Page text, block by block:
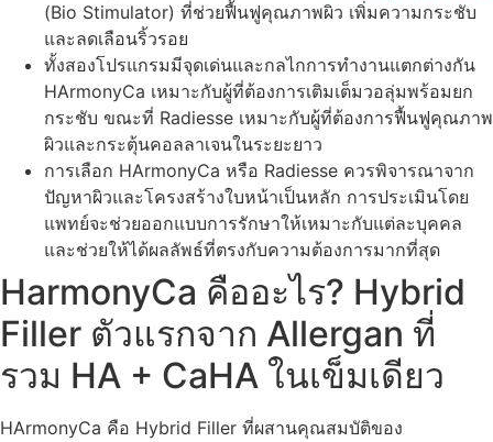
(Bio Stimulator) ที่ช่วยฟื้นฟูคุณภาพผิว เพิ่มความกระชับ
และลดเลือนริ้วรอย
ทั้งสองโปรแกรมมีจุดเด่นและกลไกการทำงานแตกต่างกัน
HArmonyCa เหมาะกับผู้ที่ต้องการเติมเต็มวอลุ่มพร้อมยก
กระชับ ขณะที่ Radiesse เหมาะกับผู้ที่ต้องการฟื้นฟูคุณภาพ
ผิวและกระตุ้นคอลลาเจนในระยะยาว
การเลือก HArmonyCa หรือ Radiesse ควรพิจารณาจาก
ปัญหาผิวและโครงสร้างใบหน้าเป็นหลัก การประเมินโดย
แพทย์จะช่วยออกแบบการรักษาให้เหมาะกับแต่ละบุคคล
และช่วยให้ได้ผลลัพธ์ที่ตรงกับความต้องการมากที่สุด
HarmonyCa คืออะไร? Hybrid
Filler ตัวแรกจาก Allergan ที่
รวม HA + CaHA ในเข็มเดียว
HArmonyCa คือ Hybrid Filler ที่ผสานคุณสมบัติของ